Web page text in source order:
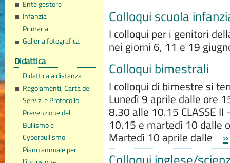
Ente gestore
Infanzia
Primaria
Galleria fotografica
Didattica
Didattica a distanza
Regolamenti, Carta dei
Servizi e Protocollo
Prevenzione del
Bullismo e
Cyberbullismo
Piano annuale per
Colloqui scuola
I colloqui per i genitori
nei giorni 6, 11 e 19
Colloqui bimestrali
I colloqui di bimestre si
Lunedì 9 aprile dalle ore
8.30 alle 10.15 CLASSE
10.15 e martedì 10 dalle
Martedì 10 aprile dalle »